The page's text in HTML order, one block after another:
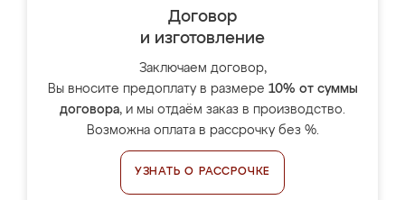
Договор
и изготовление
Заключаем договор,
Вы вносите предоплату в размере 10% от суммы
договора, и мы отдаём заказ в производство.
Возможна оплата в рассрочку без %.
УЗНАТЬ О РАССРОЧКЕ